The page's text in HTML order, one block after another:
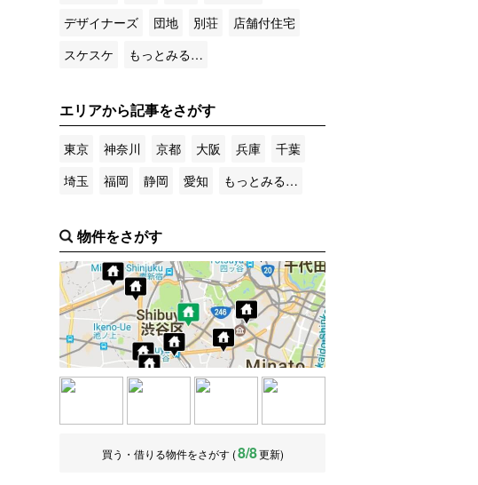
デザイナーズ
団地 別荘
店舗付住宅
スケスケ
もっとみる…
エリアから記事をさがす
東京 神奈川 京都 大阪 兵庫
千葉
埼玉
福岡 静岡 愛知 もっとみる…
物件をさがす
買う・借りる物件をさがす (8/8更新)